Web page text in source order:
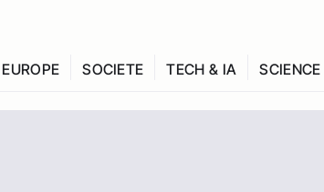
EUROPE SOCIETE TECH & IA SCIENCE